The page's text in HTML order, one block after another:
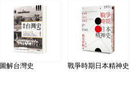
圖解台灣史 戰爭時期日本精神史